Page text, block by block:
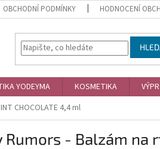
OBCHODNÍ PODMÍNKY HODNOCENÍ
YODEYMA KOSMETIKA
CHOCOLATE 4,4 ml
Rumors - Balzám na